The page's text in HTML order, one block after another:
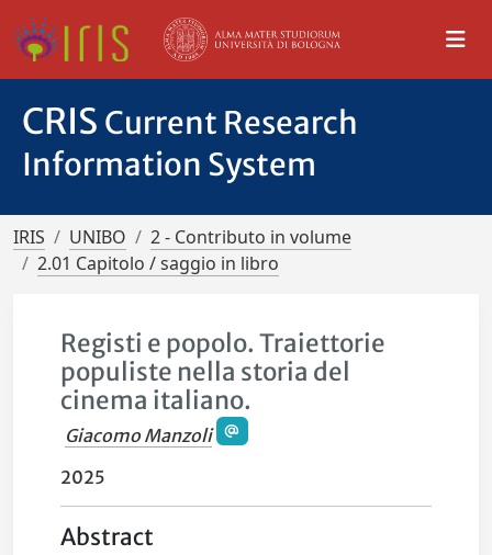
CRIS Current Research
Information System
IRIS UNIBO
2 - Contributo in volume
2.01 Capitolo / saggio in libro
Registi e popolo. Traiettorie
populiste nella storia del
cinema italiano.
Giacomo Manzoli
2025
Abstract